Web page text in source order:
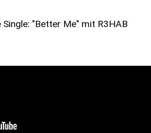
"Better Me" mit R3HAB